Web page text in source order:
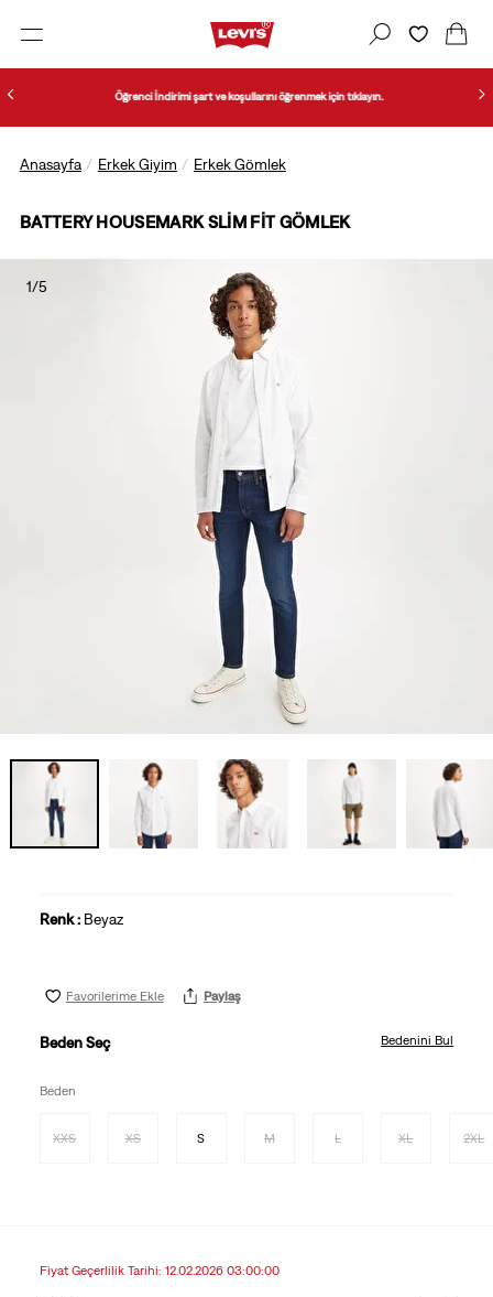
Öğrenci İndirimi şart ve koşullarını öğrenmek için tıklayın.
Anasayfa Erkek Giyim Erkek Gömlek
BATTERY HOUSEMARK SLIM FIT GÖMLEK
1/5
Renk : Beyaz
Favorilerime Ekle Paylaş
Beden Seç Bedenini Bul
Beden
XXS XS S M L XL 2XL
Fiyat Geçerlilik Tarihi: 12.02.2026 03:00:00